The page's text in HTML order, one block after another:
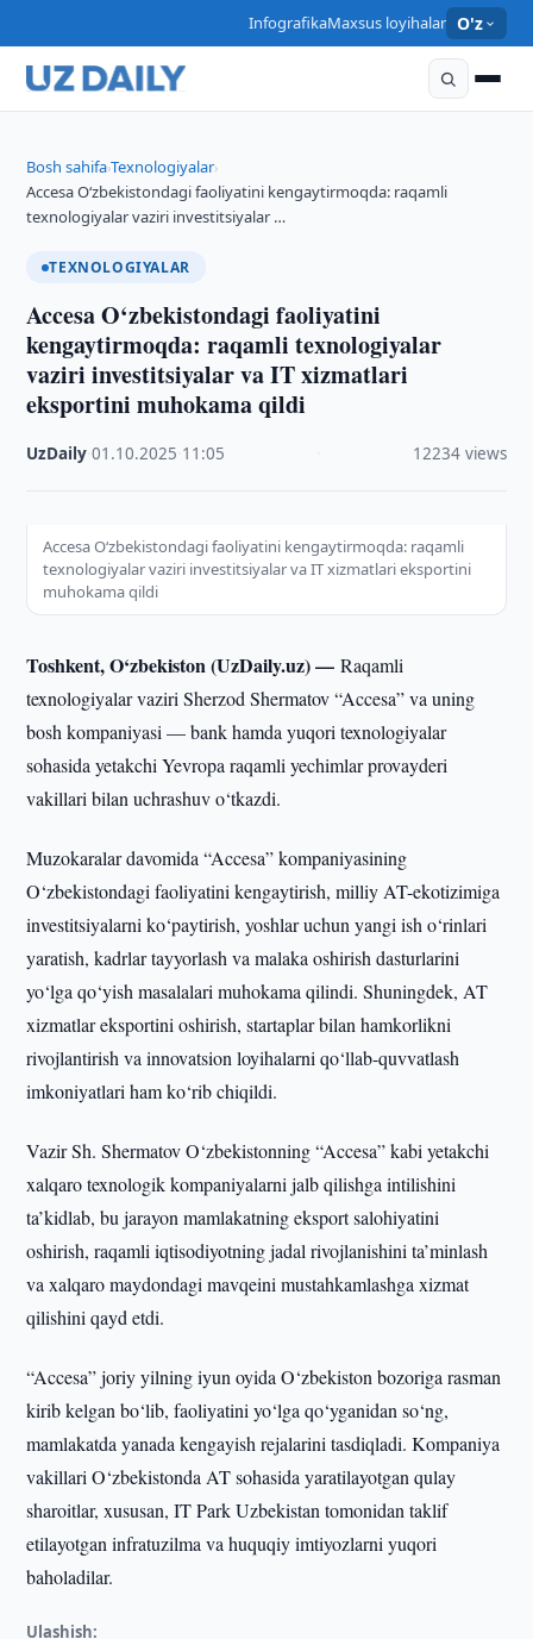
InfografikaMaxsus loyihalar O'z
Bosh sahifa›Texnologiyalar›
Accesa O‘zbekistondagi faoliyatini kengaytirmoqda: raqamli
texnologiyalar vaziri investitsiyalar …
TEXNOLOGIYALAR
Accesa O‘zbekistondagi faoliyatini
kengaytirmoqda: raqamli texnologiyalar
vaziri investitsiyalar va IT xizmatlari
eksportini muhokama qildi
UzDaily ·01.10.2025 11:05 12234 views
Accesa O‘zbekistondagi faoliyatini kengaytirmoqda: raqamli
texnologiyalar vaziri investitsiyalar va IT xizmatlari eksportini
muhokama qildi
Toshkent, O‘zbekiston (UzDaily.uz) —Raqamli
texnologiyalar vaziri Sherzod Shermatov “Accesa” va uning
bosh kompaniyasi — bank hamda yuqori texnologiyalar
sohasida yetakchi Yevropa raqamli yechimlar provayderi
vakillari bilan uchrashuv o‘tkazdi.
Muzokaralar davomida “Accesa” kompaniyasining
O‘zbekistondagi faoliyatini kengaytirish, milliy AT-ekotizimiga
investitsiyalarni ko‘paytirish, yoshlar uchun yangi ish o‘rinlari
yaratish, kadrlar tayyorlash va malaka oshirish dasturlarini
yo‘lga qo‘yish masalalari muhokama qilindi. Shuningdek, AT
xizmatlar eksportini oshirish, startaplar bilan hamkorlikni
rivojlantirish va innovatsion loyihalarni qo‘llab-quvvatlash
imkoniyatlari ham ko‘rib chiqildi.
Vazir Sh. Shermatov O‘zbekistonning “Accesa” kabi yetakchi
xalqaro texnologik kompaniyalarni jalb qilishga intilishini
ta’kidlab, bu jarayon mamlakatning eksport salohiyatini
oshirish, raqamli iqtisodiyotning jadal rivojlanishini ta’minlash
va xalqaro maydondagi mavqeini mustahkamlashga xizmat
qilishini qayd etdi.
“Accesa” joriy yilning iyun oyida O‘zbekiston bozoriga rasman
kirib kelgan bo‘lib, faoliyatini yo‘lga qo‘yganidan so‘ng,
mamlakatda yanada kengayish rejalarini tasdiqladi. Kompaniya
vakillari O‘zbekistonda AT sohasida yaratilayotgan qulay
sharoitlar, xususan, IT Park Uzbekistan tomonidan taklif
etilayotgan infratuzilma va huquqiy imtiyozlarni yuqori
baholadilar.
Ulashish: